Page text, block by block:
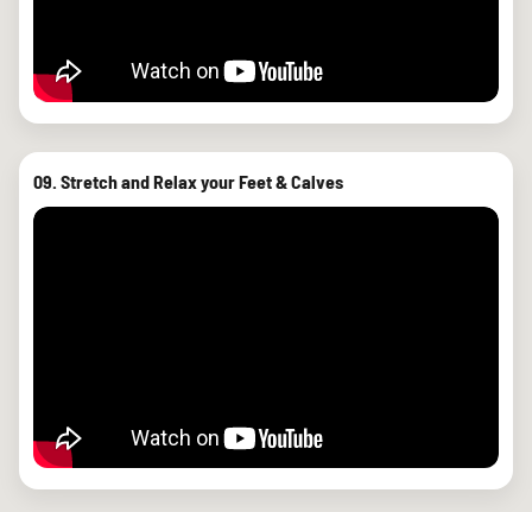
09. Stretch and Relax your Feet & Calves